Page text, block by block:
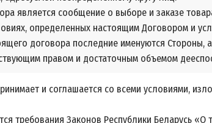
является сообщение о выборе и заказе
определенных настоящим Договором и
договора последние именуются Стороны,
правом и достаточным объемом
и соглашается со всеми условиями,
требования Законов Республики Беларусь